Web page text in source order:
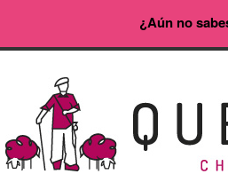
¿Aún no